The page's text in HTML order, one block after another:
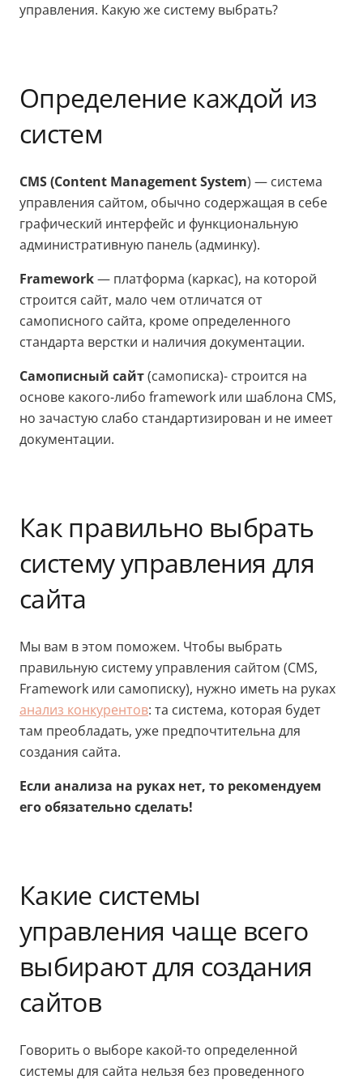
управления. Какую же систему выбрать?
Определение каждой из
систем
CMS (Content Management System) — система
управления сайтом, обычно содержащая в себе
графический интерфейс и функциональную
административную панель (админку).
Framework— платформа (каркас), на которой
строится сайт, мало чем отличатся от
самописного сайта, кроме определенного
стандарта верстки и наличия документации.
Самописный сайт(самописка)- строится на
основе какого-либо framework или шаблона CMS,
но зачастую слабо стандартизирован и не имеет
документации.
Как правильно выбрать
систему управления для
сайта
Мы вам в этом поможем. Чтобы выбрать
правильную систему управления сайтом (CMS,
Framework или самописку), нужно иметь на руках
анализ конкурентов: та система, которая будет
там преобладать, уже предпочтительна для
создания сайта.
Если анализа на руках нет, то рекомендуем
его обязательно сделать!
Какие системы
управления чаще всего
выбирают для создания
сайтов
Говорить о выборе какой-то определенной
системы для сайта нельзя без проведенного